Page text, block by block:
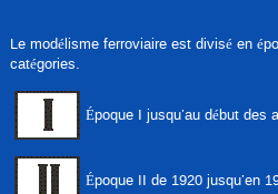
Le modélisme ferroviaire est divisé en
catégories.
Époque I jusqu’au début des
Époque II de 1920 jusqu’en